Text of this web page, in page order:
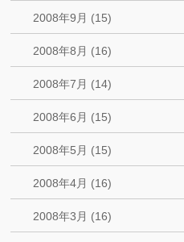
2008年9月 (15)
2008年8月 (16)
2008年7月 (14)
2008年6月 (15)
2008年5月 (15)
2008年4月 (16)
2008年3月 (16)